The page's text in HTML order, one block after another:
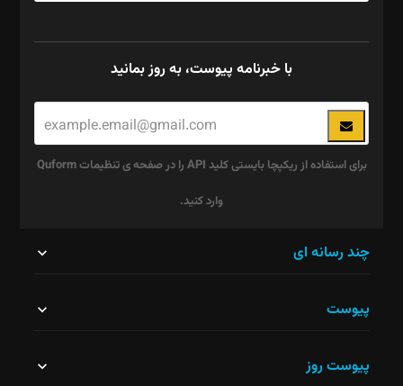
با خبرنامه پیوست، به روز بمانید
برای استفاده از ریکپچا بایستی کلید API را در صفحه ی تنظیمات Quform
وارد کنید.
نباید
چند رسانه ای
پیوست
پیوست روز